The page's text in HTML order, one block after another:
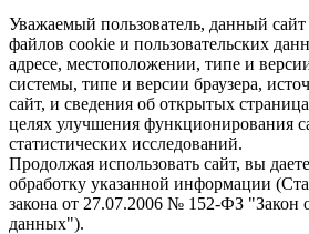
Уважаемый пользователь, данный
файлов cookie и пользовательских
адресе, местоположении, типе и
системы, типе и версии браузера,
сайт, и сведения об открытых
целях улучшения функционирования
статистических исследований.
Продолжая использовать сайт, вы
обработку указанной информации
закона от 27.07.2006 № 152-ФЗ "Закон
данных").